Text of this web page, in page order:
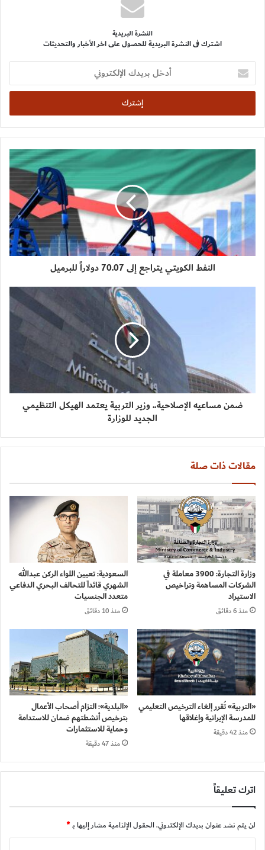
النشرة البريدية
اشترك فى النشرة البريدية للحصول على اخر الأخبار والتحديثات
أدخل
بريدك
الإلكتروني
النفط الكويتي يتراجع إلى 70.07 دولاراً للبرميل
ضمن مساعيه الإصلاحية.. وزير التربية يعتمد الهيكل التنظيمي
الجديد للوزارة
مقالات ذات صلة
وزارة التجارة: 3900 معاملة في
الشركات المساهمة وتراخيص
الاستيراد
منذ 6 دقائق
السعودية: تعيين اللواء الركن عبدالله
الشهري قائداً للتحالف البحري الدفاعي
متعدد الجنسيات
منذ 10 دقائق
«التربية» تُقرر إلغاء الترخيص التعليمي
للمدرسة الإيرانية وإغلاقها
منذ 42 دقيقة
«البلدية»: التزام أصحاب الأعمال
بترخيص أنشطتهم ضمان للاستدامة
وحماية للاستثمارات
منذ 47 دقيقة
اترك تعليقاً
لن يتم نشر عنوان بريدك الإلكتروني.الحقول الإلزامية مشار إليها بـ*